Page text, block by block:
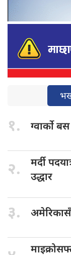
१. ग्वार्को बस
२. मर्दी
उद्धार
३.